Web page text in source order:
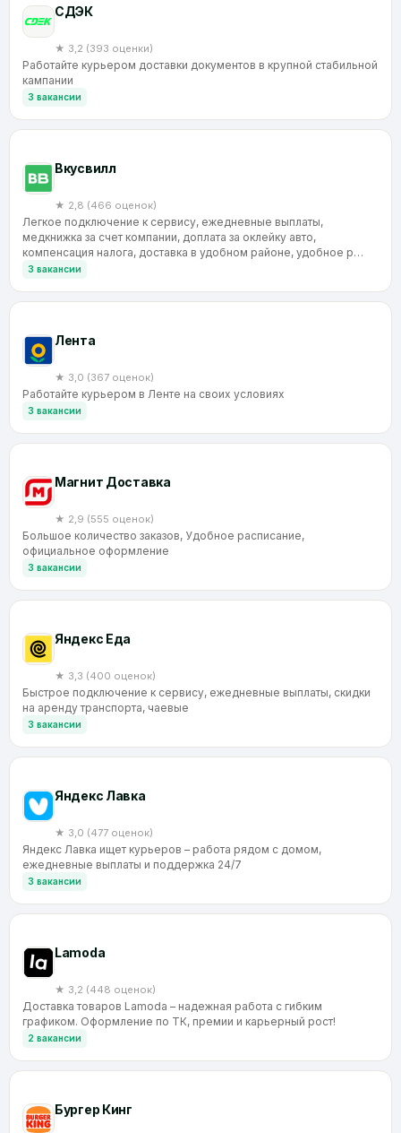
CДЭК
★ 3,2 (393 оценки)
Работайте курьером доставки документов в крупной стабильной
кампании
3 вакансии
Вкусвилл
★ 2,8 (466 оценок)
Легкое подключение к сервису, ежедневные выплаты,
медкнижка за счет компании, доплата за оклейку авто,
компенсация налога, доставка в удобном районе, удобное р…
3 вакансии
Лента
★ 3,0 (367 оценок)
Работайте курьером в Ленте на своих условиях
3 вакансии
Магнит Доставка
★ 2,9 (555 оценок)
Большое количество заказов, Удобное расписание,
официальное оформление
3 вакансии
Яндекс Еда
★ 3,3 (400 оценок)
Быстрое подключение к сервису, ежедневные выплаты, скидки
на аренду транспорта, чаевые
3 вакансии
Яндекс Лавка
★ 3,0 (477 оценок)
Яндекс Лавка ищет курьеров – работа рядом с домом,
ежедневные выплаты и поддержка 24/7
3 вакансии
Lamoda
★ 3,2 (448 оценок)
Доставка товаров Lamoda – надежная работа с гибким
графиком. Оформление по ТК, премии и карьерный рост!
2 вакансии
Бургер Кинг